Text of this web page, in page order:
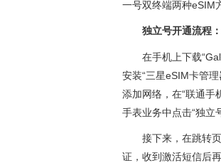
一号双终端两种eSIM
独立号开通流程：
在手机上下载
安装“三星eSIM卡管
添加网络，在“联通手
手表业务中点击“独立
接下来，在跳转
证，收到激活短信后